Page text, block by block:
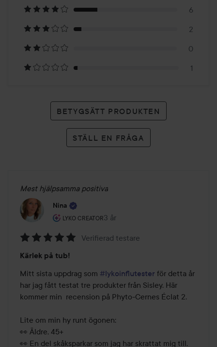
26
betyg
6
2
0
1
BETYGSÄTT PRODUKTEN
STÄLL EN FRÅGA
Mest hjälpsamma positiva
Nina
LYKO CREATOR
Användarens roll: Lyko Creator.
3 år
Inlägget skapades 3 år
5
av
5
Verifierad testare
Kärlek på tub!
Mitt sista uppdrag som #lykoinflutester för detta år
har jag fått testat tre produkter från Sisley. Här
kommer min  recension på Phyto-Cernes Éclat 2.
Lite om min hy runt ögonen:
👀 Äldre, 45+
👀 En del skåksparkar som jag har skrattat mig till.